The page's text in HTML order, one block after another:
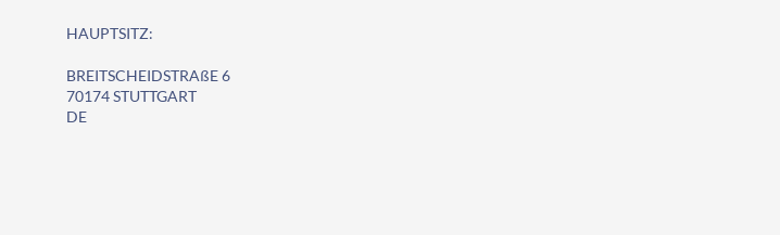
HAUPTSITZ:
BREITSCHEIDSTRAßE 6
70174 STUTTGART
DE